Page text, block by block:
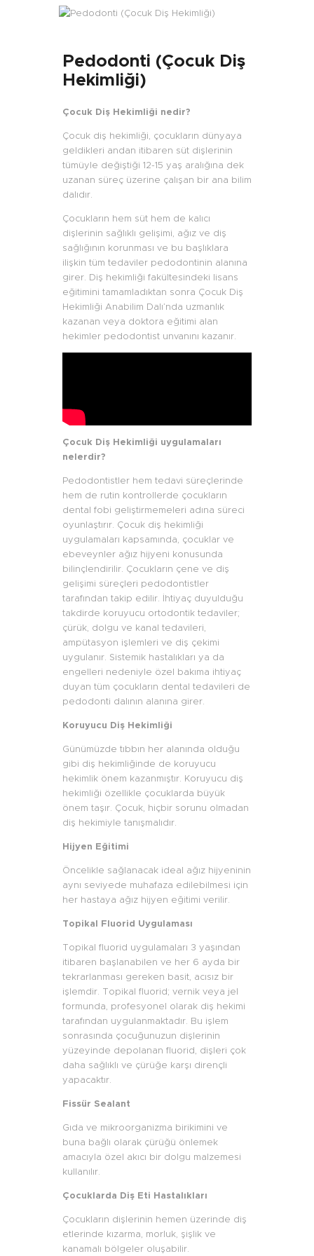
Pedodonti (Çocuk Diş
Hekimliği)
Çocuk Diş Hekimliği nedir?
Çocuk diş hekimliği, çocukların dünyaya
geldikleri andan itibaren süt dişlerinin
tümüyle değiştiği 12-15 yaş aralığına dek
uzanan süreç üzerine çalışan bir ana bilim
dalıdır.
Çocukların hem süt hem de kalıcı
dişlerinin sağlıklı gelişimi, ağız ve diş
sağlığının korunması ve bu başlıklara
ilişkin tüm tedaviler pedodontinin alanına
girer. Diş hekimliği fakültesindeki lisans
eğitimini tamamladıktan sonra Çocuk Diş
Hekimliği Anabilim Dalı’nda uzmanlık
kazanan veya doktora eğitimi alan
hekimler pedodontist unvanını kazanır.
Çocuk Diş Hekimliği uygulamaları
nelerdir?
Pedodontistler hem tedavi süreçlerinde
hem de rutin kontrollerde çocukların
dental fobi geliştirmemeleri adına süreci
oyunlaştırır. Çocuk diş hekimliği
uygulamaları kapsamında, çocuklar ve
ebeveynler ağız hijyeni konusunda
bilinçlendirilir. Çocukların çene ve diş
gelişimi süreçleri pedodontistler
tarafından takip edilir. İhtiyaç duyulduğu
takdirde koruyucu ortodontik tedaviler;
çürük, dolgu ve kanal tedavileri,
ampütasyon işlemleri ve diş çekimi
uygulanır. Sistemik hastalıkları ya da
engelleri nedeniyle özel bakıma ihtiyaç
duyan tüm çocukların dental tedavileri de
pedodonti dalının alanına girer.
Koruyucu Diş Hekimliği
Günümüzde tıbbın her alanında olduğu
gibi diş hekimliğinde de koruyucu
hekimlik önem kazanmıştır. Koruyucu diş
hekimliği özellikle çocuklarda büyük
önem taşır. Çocuk, hiçbir sorunu olmadan
diş hekimiyle tanışmalıdır.
Hijyen Eğitimi
Öncelikle sağlanacak ideal ağız hijyeninin
aynı seviyede muhafaza edilebilmesi için
her hastaya ağız hijyen eğitimi verilir.
Topikal Fluorid Uygulaması
Topikal fluorid uygulamaları 3 yaşından
itibaren başlanabilen ve her 6 ayda bir
tekrarlanması gereken basit, acısız bir
işlemdir. Topikal fluorid; vernik veya jel
formunda, profesyonel olarak diş hekimi
tarafından uygulanmaktadır. Bu işlem
sonrasında çocuğunuzun dişlerinin
yüzeyinde depolanan fluorid, dişleri çok
daha sağlıklı ve çürüğe karşı dirençli
yapacaktır.
Fissür Sealant
Gıda ve mikroorganizma birikimini ve
buna bağlı olarak çürüğü önlemek
amacıyla özel akıcı bir dolgu malzemesi
kullanılır.
Çocuklarda Diş Eti Hastalıkları
Çocukların dişlerinin hemen üzerinde diş
etlerinde kızarma, morluk, şişlik ve
kanamalı bölgeler oluşabilir.